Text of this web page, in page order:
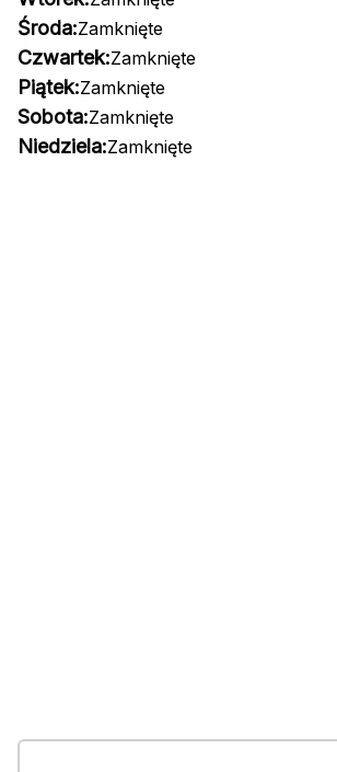
Środa:Zamknięte
Czwartek:Zamknięte
Piątek:Zamknięte
Sobota:Zamknięte
Niedziela:Zamknięte